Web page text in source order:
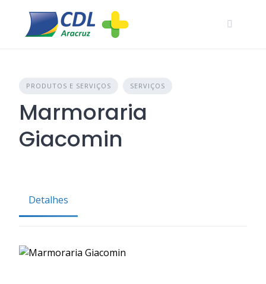
content
PRODUTOS E SERVIÇOS SERVIÇOS
Marmoraria
Giacomin
Detalhes